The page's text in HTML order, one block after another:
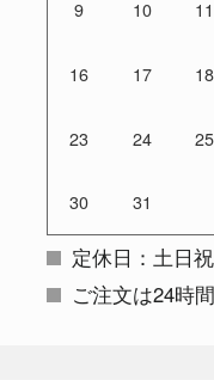
9 10 11
16 17 18
23 24 25
30 31
定休日：土日祝
ご注文は24時